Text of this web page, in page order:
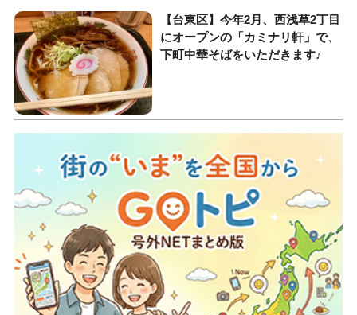
【台東区】今年2月、西浅草2丁目
にオープンの「カミナリ軒」で、
下町中華そばをいただきます♪